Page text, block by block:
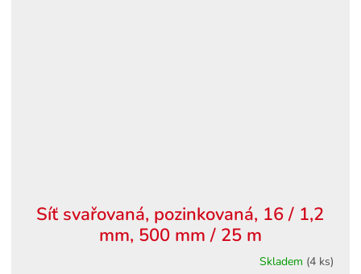
Síť svařovaná, pozinkovaná, 16 / 1,2
mm, 500 mm / 25 m
Skladem (4 ks)